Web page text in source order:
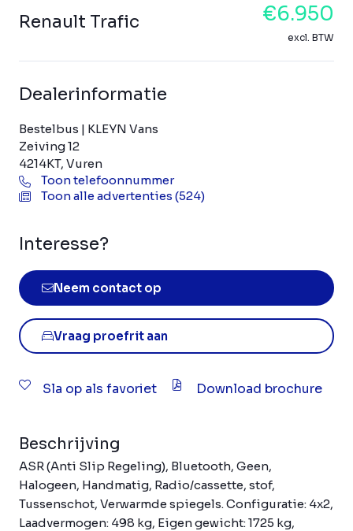
Renault Trafic €6.950
excl. BTW
Dealerinformatie
Bestelbus | KLEYN Vans
Zeiving 12
4214KT, Vuren
Toon telefoonnummer
Toon alle advertenties (524)
Interesse?
Neem contact op
Vraag proefrit aan
Sla op als favoriet Download brochure
Beschrijving
ASR (Anti Slip Regeling), Bluetooth, Geen,
Halogeen, Handmatig, Radio/cassette, stof,
Tussenschot, Verwarmde spiegels. Configuratie: 4x2,
Laadvermogen: 498 kg, Eigen gewicht: 1725 kg,